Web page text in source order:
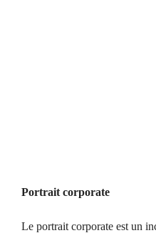
Portrait corporate
Le portrait corporate est un